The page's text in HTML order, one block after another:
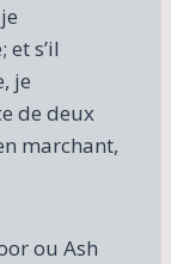
s’il
je
de deux
marchant,
ou Ash